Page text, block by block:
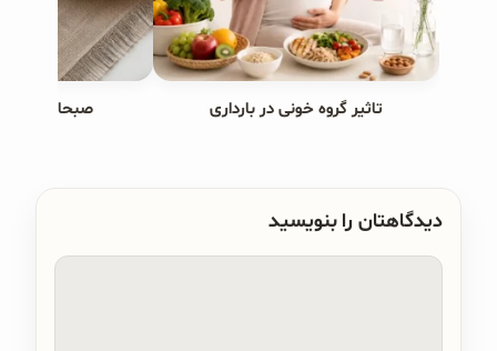
تاثیر گروه خونی در بارداری صبحانه های
دیدگاهتان را بنویسید